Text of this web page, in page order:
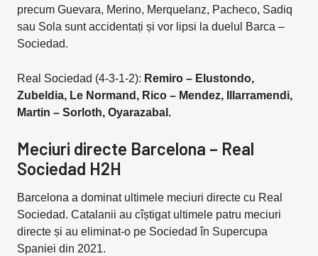
precum Guevara, Merino, Merquelanz, Pacheco, Sadiq
sau Sola sunt accidentați și vor lipsi la duelul Barca –
Sociedad.
Real Sociedad (4-3-1-2): Remiro – Elustondo,
Zubeldia, Le Normand, Rico – Mendez, Illarramendi,
Martin – Sorloth, Oyarazabal.
Meciuri directe Barcelona – Real
Sociedad H2H
Barcelona a dominat ultimele meciuri directe cu Real
Sociedad. Catalanii au cîștigat ultimele patru meciuri
directe și au eliminat-o pe Sociedad în Supercupa
Spaniei din 2021.